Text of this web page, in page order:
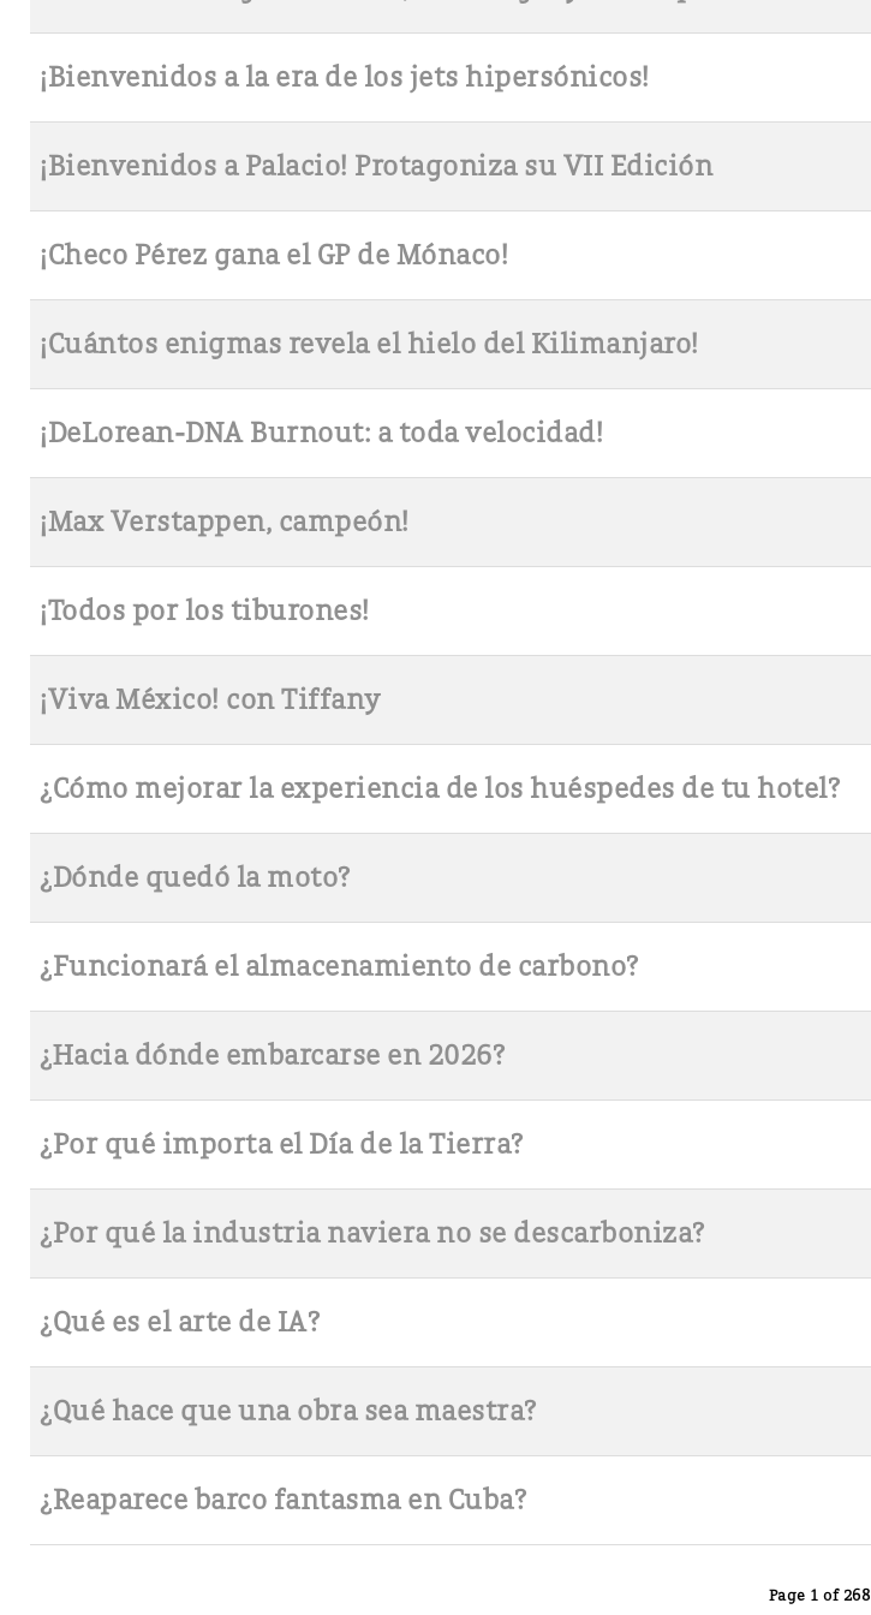
¡Bienvenidos a la era de los jets hipersónicos!
¡Bienvenidos a Palacio! Protagoniza su VII Edición
¡Checo Pérez gana el GP de Mónaco!
¡Cuántos enigmas revela el hielo del Kilimanjaro!
¡DeLorean-DNA Burnout: a toda velocidad!
¡Max Verstappen, campeón!
¡Todos por los tiburones!
¡Viva México! con Tiffany
¿Cómo mejorar la experiencia de los huéspedes de tu hotel?
¿Dónde quedó la moto?
¿Funcionará el almacenamiento de carbono?
¿Hacia dónde embarcarse en 2026?
¿Por qué importa el Día de la Tierra?
¿Por qué la industria naviera no se descarboniza?
¿Qué es el arte de IA?
¿Qué hace que una obra sea maestra?
¿Reaparece barco fantasma en Cuba?
Page 1 of 268